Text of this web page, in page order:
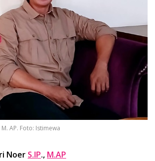
AP. Foto: Istimewa
Noer S.IP., M.AP